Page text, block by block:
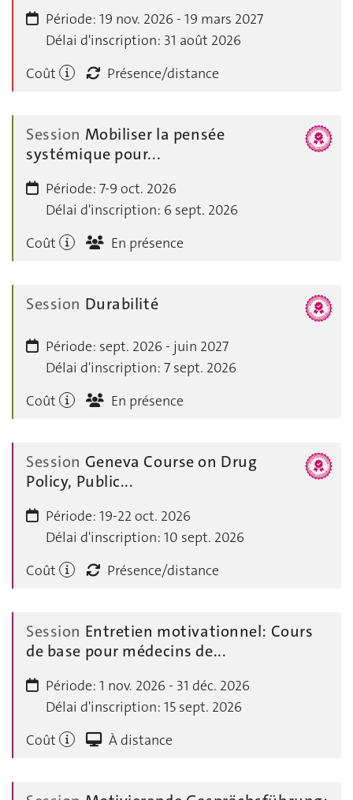
Période: 19 nov. 2026 - 19 mars 2027
Délai d'inscription: 31 août 2026
Coût
Présence/distance
Session Mobiliser la pensée
systémique pour...
Période: 7-9 oct. 2026
Délai d'inscription: 6 sept. 2026
Coût
En présence
Session Durabilité
Période: sept. 2026 - juin 2027
Délai d'inscription: 7 sept. 2026
Coût
En présence
Session Geneva Course on Drug
Policy, Public...
Période: 19-22 oct. 2026
Délai d'inscription: 10 sept. 2026
Coût
Présence/distance
Session Entretien motivationnel: Cours
de base pour médecins de...
Période: 1 nov. 2026 - 31 déc. 2026
Délai d'inscription: 15 sept. 2026
Coût
À distance